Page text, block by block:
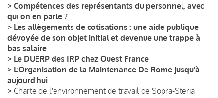
> Compétences des représentants du personnel, avec
qui on en parle ?
> Les allègements de cotisations : une aide publique
dévoyée de son objet initial et devenue une trappe à
bas salaire
> Le DUERP des IRP chez Ouest France
> L’Organisation de la Maintenance De Rome jusqu’à
aujourd’hui
> Charte de l'environnement de travail de Sopra-Steria